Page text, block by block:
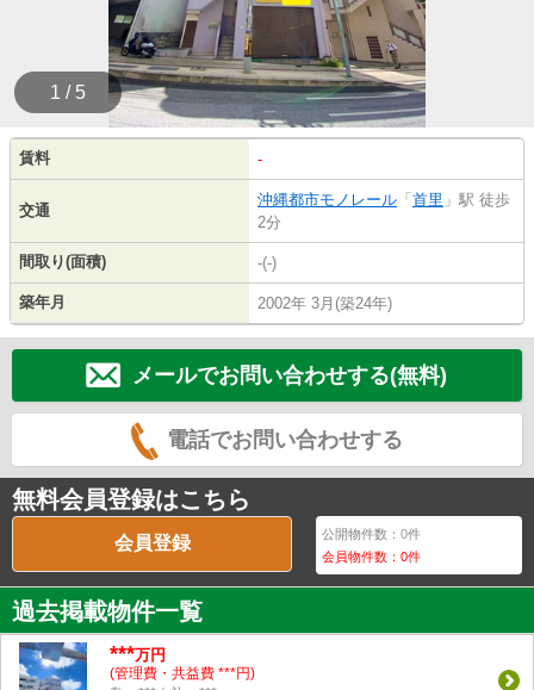
1 / 5
賃料 -
交通
沖縄都市モノレール 「 首里 」駅 徒歩
2分
間取り(面積) -(-)
築年月 2002年 3月(築24年)
メールでお問い合わせする(無料)
電話でお問い合わせする
無料会員登録はこちら
会員登録 公開物件数：0件
会員物件数：0件
過去掲載物件一覧
***万円
(管理費・共益費 ***円)